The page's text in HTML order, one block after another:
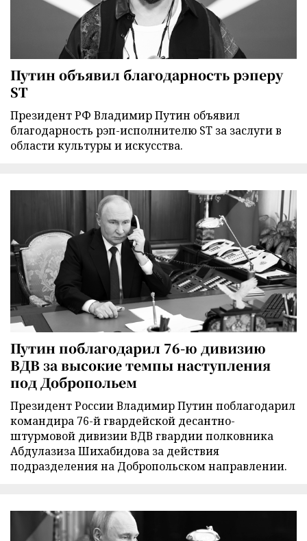
Путин объявил благодарность рэперу
ST
Президент РФ Владимир Путин объявил
благодарность рэп-исполнителю ST за заслуги в
области культуры и искусства.
Путин поблагодарил 76-ю дивизию
ВДВ за высокие темпы наступления
под Добропольем
Президент России Владимир Путин поблагодарил
командира 76-й гвардейской десантно-
штурмовой дивизии ВДВ гвардии полковника
Абдулазиза Шихабидова за действия
подразделения на Добропольском направлении.